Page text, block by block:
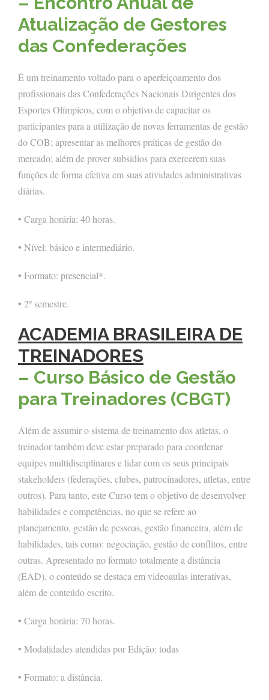
Atualização de Gestores
das Confederações
É um treinamento voltado para o aperfeiçoamento dos
profissionais das Confederações Nacionais Dirigentes dos
Esportes Olímpicos, com o objetivo de capacitar os
participantes para a utilização de novas ferramentas de gestão
do COB; apresentar as melhores práticas de gestão do
mercado; além de prover subsídios para exercerem suas
funções de forma efetiva em suas atividades administrativas
diárias.
• Carga horária: 40 horas.
• Nível: básico e intermediário.
• Formato: presencial*.
• 2º semestre.
ACADEMIA BRASILEIRA DE
TREINADORES
– Curso Básico de Gestão
para Treinadores (CBGT)
Além de assumir o sistema de treinamento dos atletas, o
treinador também deve estar preparado para coordenar
equipes multidisciplinares e lidar com os seus principais
stakeholders (federações, clubes, patrocinadores, atletas, entre
outros). Para tanto, este Curso tem o objetivo de desenvolver
habilidades e competências, no que se refere ao
planejamento, gestão de pessoas, gestão financeira, além de
habilidades, tais como: negociação, gestão de conflitos, entre
outras. Apresentado no formato totalmente a distância
(EAD), o conteúdo se destaca em videoaulas interativas,
além de conteúdo escrito.
• Carga horária: 70 horas.
• Modalidades atendidas por Edição: todas
• Formato: a distância.